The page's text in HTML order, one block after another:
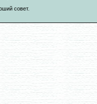
совет.